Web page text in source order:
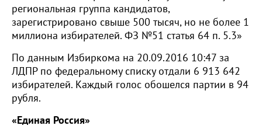
региональная группа кандидатов,
зарегистрировано свыше 500 тысяч, но не более 1
миллиона избирателей. ФЗ №51 статья 64 п. 5.3»
По данным Избиркома на 20.09.2016 10:47 за
ЛДПР по федеральному списку отдали 6 913 642
избирателей. Каждый голос обошелся партии в 94
рубля.
«Единая Россия»